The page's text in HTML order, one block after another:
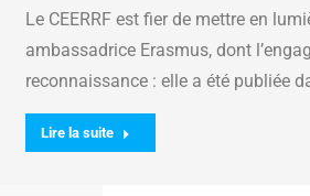
Le CEERRF est fier de mettre en
ambassadrice Erasmus, dont
reconnaissance : elle a été publiée
Lire la suite